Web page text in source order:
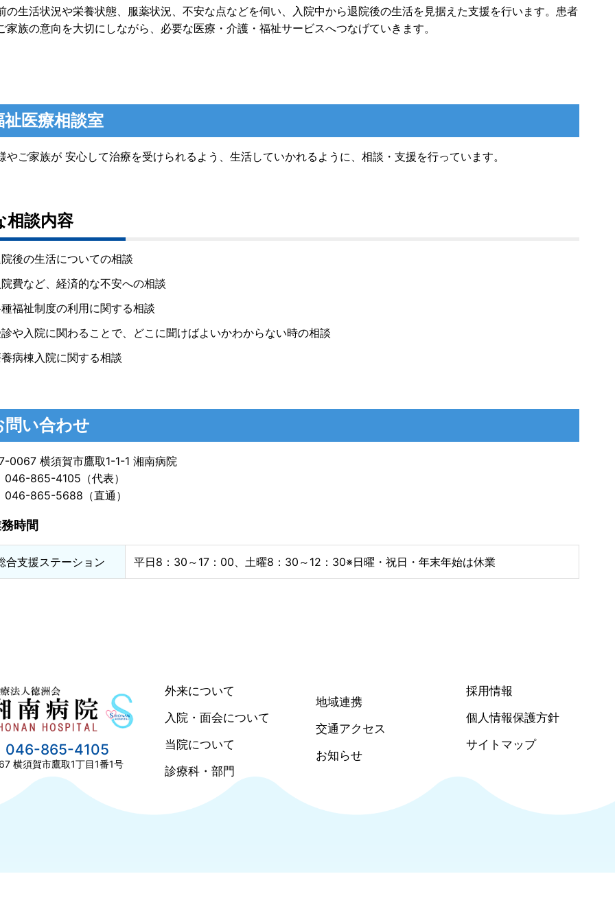
の生活状況や栄養状態、服薬状況、不安な点などを伺い、入院中から退院後の生活を見据えた支援を行います。患者
家族の意向を大切にしながら、必要な医療・介護・福祉サービスへつなげていきます。
祉医療相談室
やご家族が 安心して治療を受けられるよう、生活していかれるように、相談・支援を行っています。
相談内容
後の生活についての相談
費など、経済的な不安への相談
福祉制度の利用に関する相談
や入院に関わることで、どこに聞けばよいかわからない時の相談
病棟入院に関する相談
問い合わせ
0067 横須賀市鷹取1-1-1 湘南病院
046-865-4105（代表）
046-865-5688（直通）
時間
合支援ステーション 平日8 ： 30 ～ 17 ： 00、土曜8 ： 30 ～ 12：30※日曜・祝日・年末年始は休業
046-865-4105
横須賀市鷹取1丁目1番1号
外来について
入院・面会について
当院について
診療科・部門
地域連携
交通アクセス
お知らせ
採用情報
個人情報保護方針
サイトマップ